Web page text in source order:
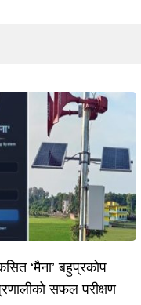
‘मैना’ बहुप्रकोप
सफल परीक्षण